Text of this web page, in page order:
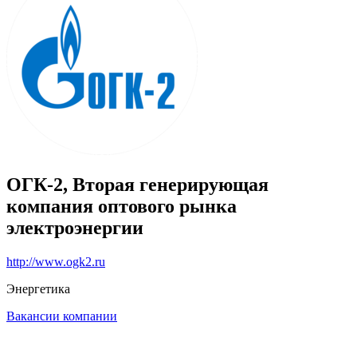
ОГК-2, Вторая генерирующая
компания оптового рынка
электроэнергии
http://www.ogk2.ru
Энергетика
Вакансии компании